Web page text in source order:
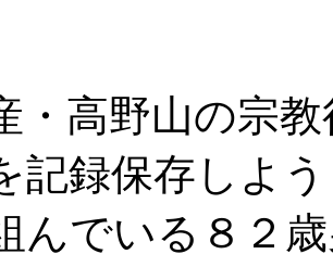
・高野山の宗
記録保存しよ
んでいる８２